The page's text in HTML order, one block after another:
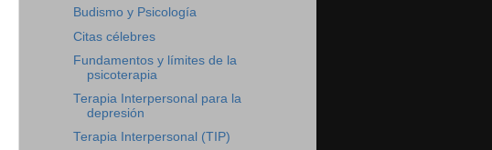
Budismo y Psicología
Citas célebres
Fundamentos y límites de la
psicoterapia
Terapia Interpersonal para la
depresión
Terapia Interpersonal (TIP)